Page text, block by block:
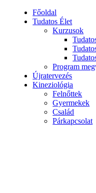
Főoldal
Tudatos Élet
Kurzusok
Program
Újratervezés
Kineziológia
Felnőttek
Gyermekek
Család
Párkapcsolat